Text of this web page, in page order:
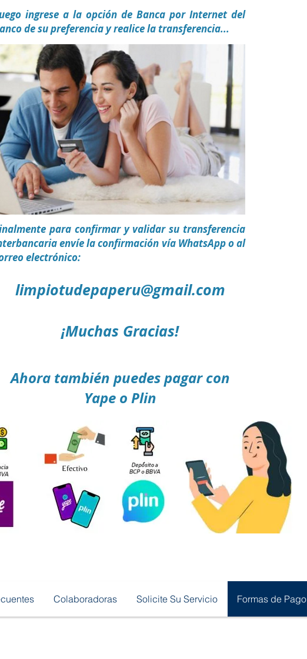
ingrese a la opción de Banca por Internet del
de su preferencia y realice la transferencia...
para confirmar y validar su transferencia
envíe la confirmación vía WhatsApp o al
electrónico:
limpiotudepaperu@gmail.com
¡Muchas Gracias!
Ahora también puedes pagar con
Yape o Plin
Colaboradoras Solicite Su Servicio Formas de Pago